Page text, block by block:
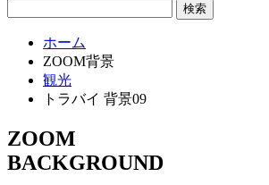
ホーム
ZOOM背景
観光
トラバイ 背景09
ZOOM
BACKGROUND